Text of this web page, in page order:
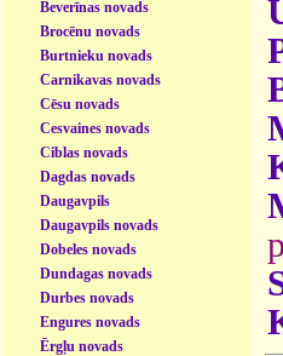
Beverīnas novads
Brocēnu novads
Burtnieku novads
Carnikavas novads
Cēsu novads
Cesvaines novads
Ciblas novads
Dagdas novads
Daugavpils
Daugavpils novads
Dobeles novads
Dundagas novads
Durbes novads
Engures novads
Ērgļu novads